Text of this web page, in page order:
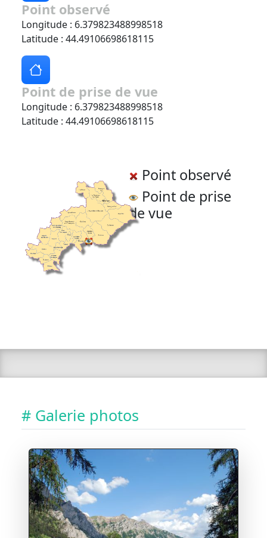
Point observé
Longitude : 6.379823488998518
Latitude : 44.49106698618115
Point de prise de vue
Longitude : 6.379823488998518
Latitude : 44.49106698618115
Point observé
Point de prise
de vue
# Galerie photos